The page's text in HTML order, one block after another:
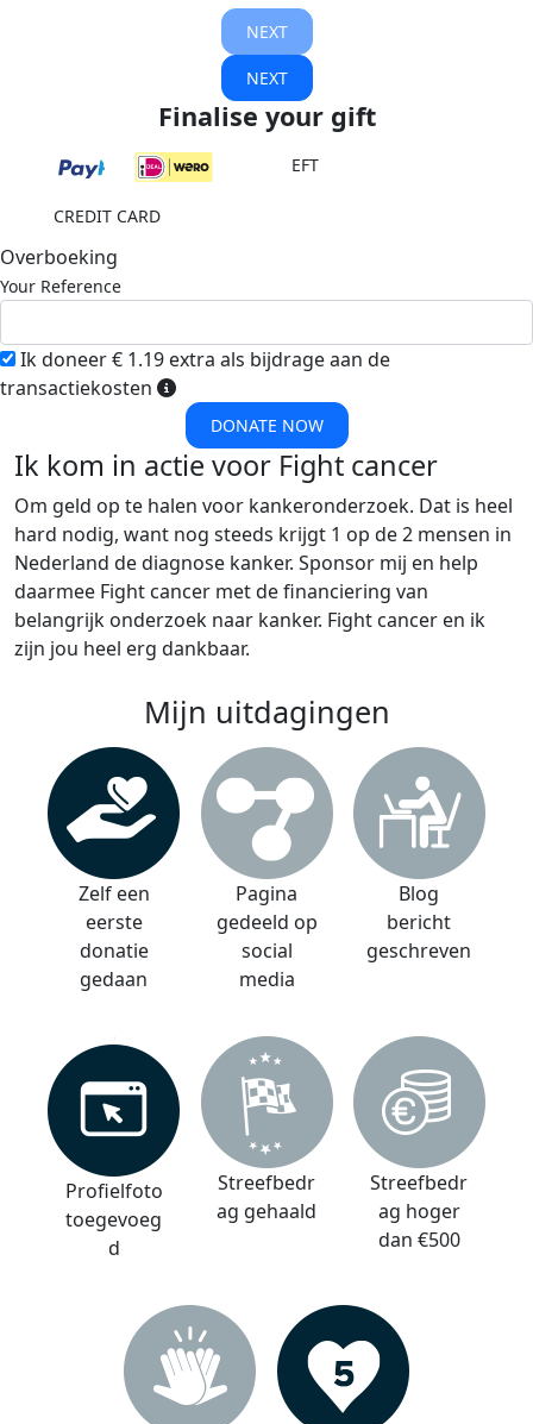
NEXT
NEXT
Finalise your gift
EFT
CREDIT CARD
Overboeking
Your Reference
Ik doneer € 1.19 extra als bijdrage aan de
transactiekosten
DONATE NOW
Ik kom in actie voor Fight cancer
Om geld op te halen voor kankeronderzoek. Dat is heel
hard nodig, want nog steeds krijgt 1 op de 2 mensen in
Nederland de diagnose kanker. Sponsor mij en help
daarmee Fight cancer met de financiering van
belangrijk onderzoek naar kanker. Fight cancer en ik
zijn jou heel erg dankbaar.
Mijn uitdagingen
Zelf een
eerste
donatie
gedaan
Pagina
gedeeld op
social
media
Blog
bericht
geschreven
Profielfoto
toegevoeg
d
Streefbedr
ag gehaald
Streefbedr
ag hoger
dan €500